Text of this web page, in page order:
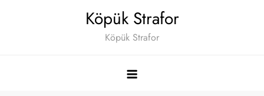
Köpük Strafor
Köpük Strafor